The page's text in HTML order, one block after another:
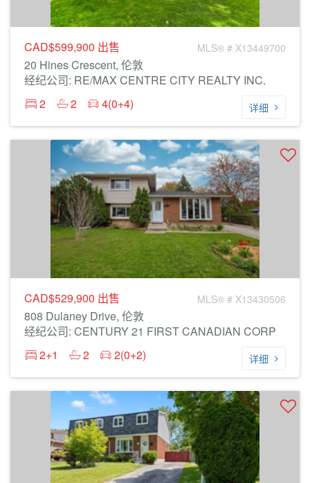
CAD$599,900 出售 MLS® # X13449700
20 Hines Crescent, 伦敦
经纪公司: RE/MAX CENTRE CITY REALTY INC.
2
2 4(0+4) 详细
CAD$529,900 出售 MLS® # X13430506
808 Dulaney Drive, 伦敦
经纪公司: CENTURY 21 FIRST CANADIAN CORP
2+1
2 2(0+2) 详细